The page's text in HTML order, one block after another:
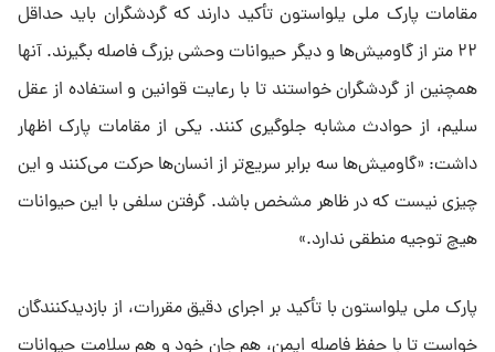
مقامات پارک ملی یلواستون تأکید دارند که گردشگران باید حداقل
۲۲ متر از گاومیش‌ها و دیگر حیوانات وحشی بزرگ فاصله بگیرند. آنها
همچنین از گردشگران خواستند تا با رعایت قوانین و استفاده از عقل
سلیم، از حوادث مشابه جلوگیری کنند. یکی از مقامات پارک اظهار
داشت: «گاومیش‌ها سه برابر سریع‌تر از انسان‌ها حرکت می‌کنند و این
چیزی نیست که در ظاهر مشخص باشد. گرفتن سلفی با این حیوانات
هیچ توجیه منطقی ندارد.»
پارک ملی یلواستون با تأکید بر اجرای دقیق مقررات، از بازدیدکنندگان
خواست تا با حفظ فاصله ایمن، هم جان خود و هم سلامت حیوانات